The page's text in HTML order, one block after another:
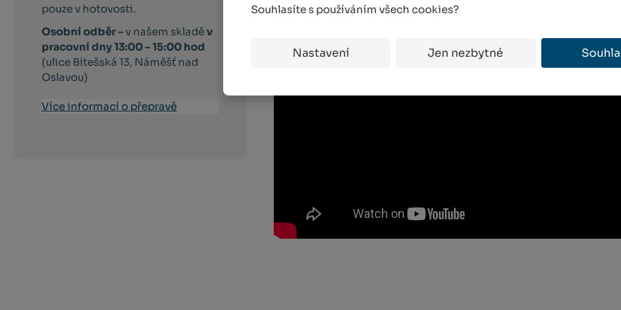
Souhlasíte s používáním všech cookies?
Nastavení Jen nezbytné
pouze v hotovosti.
Osobní odběr –v našem skladěv
pracovní dny 13:00 – 15:00 hod
(ulice Bítešská 13, Náměšť nad
Oslavou)
Více informací o přepravě